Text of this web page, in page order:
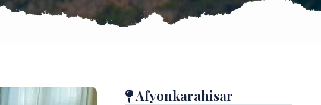
Afyonkarahisar